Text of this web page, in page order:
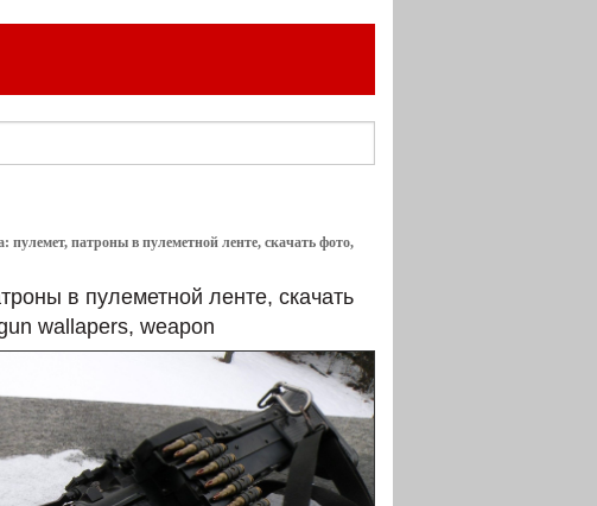
пулемет, патроны в пулеметной ленте, скачать фото,
в пулеметной ленте, скачать
wallapers, weapon